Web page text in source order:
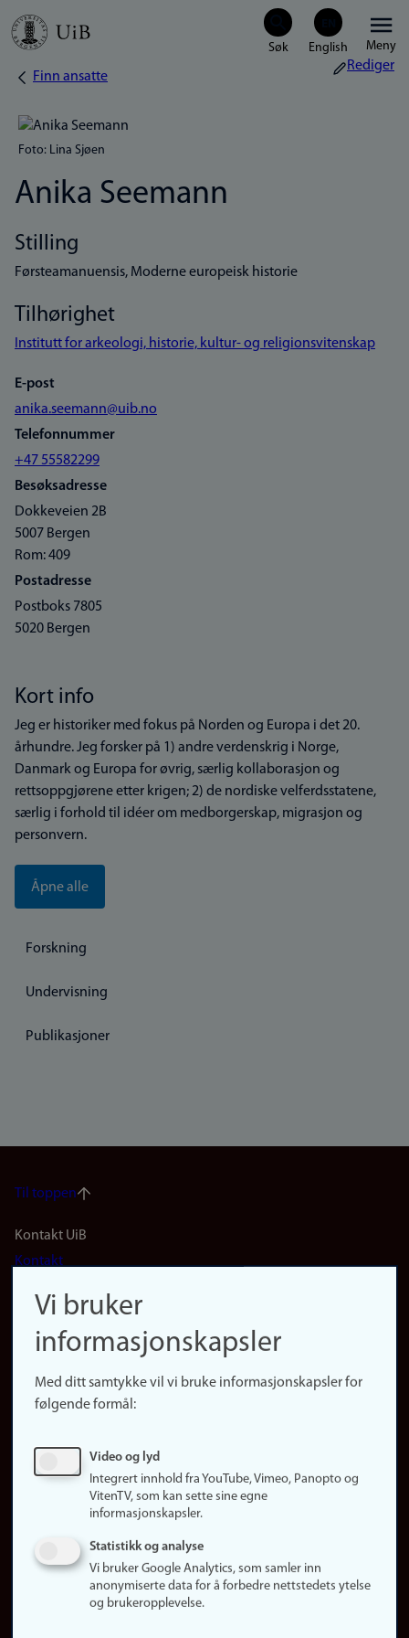
Hopp
Meny
Navigasjonssti
Finn ansatte
Rediger
Foto: Lina Sjøen
Anika Seemann
Stilling
Førsteamanuensis, Moderne europeisk historie
Tilhørighet
Institutt for arkeologi, historie, kultur- og religionsvitenskap
E-post
anika.seemann@uib.no
Telefonnummer
+47 55582299
Besøksadresse
Dokkeveien 2B
5007 Bergen
Rom: 409
Postadresse
Postboks 7805
5020 Bergen
Kort info
Jeg er historiker med fokus på Norden og Europa i det 20.
århundre. Jeg forsker på 1) andre verdenskrig i Norge,
Danmark og Europa for øvrig, særlig kollaborasjon og
rettsoppgjørene etter krigen; 2) de nordiske velferdsstatene,
særlig i forhold til idéer om medborgerskap, migrasjon og
personvern.
Åpne alle
Forskning
Undervisning
Publikasjoner
Til toppen
Footer
(no)
Kontakt UiB
Kontakt
Finn forsker
Presse
Finn studier
Ledige stillinger
Om nettstedet
Informasjonskapsler
Vi bruker
informasjonskapsler
Med ditt samtykke vil vi bruke informasjonskapsler for
følgende formål:
Video og lyd
Integrert innhold fra YouTube, Vimeo, Panopto og
VitenTV, som kan sette sine egne
informasjonskapsler.
Statistikk og analyse
Vi bruker Google Analytics, som samler inn
anonymiserte data for å forbedre nettstedets ytelse
og brukeropplevelse.